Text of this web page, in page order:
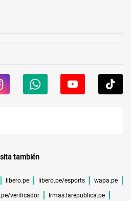
también
libero.pe libero.pe/esports wapa.pe
verificador lrmas.larepublica.pe